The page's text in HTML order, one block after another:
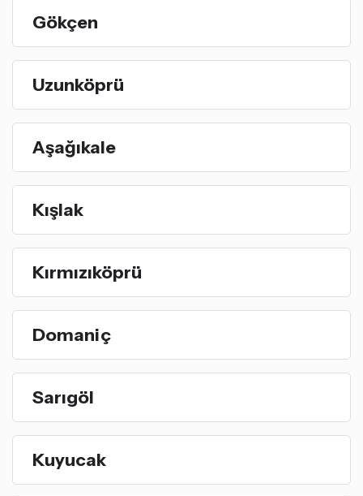
Gökçen
Uzunköprü
Aşağıkale
Kışlak
Kırmızıköprü
Domaniç
Sarıgöl
Kuyucak